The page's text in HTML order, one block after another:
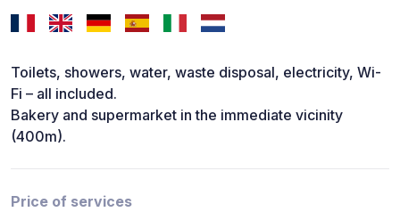
Toilets, showers, water, waste disposal, electricity, Wi-
Fi – all included.
Bakery and supermarket in the immediate vicinity
(400m).
Price of services